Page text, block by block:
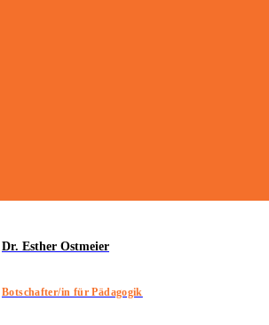
Dr. Esther Ostmeier
Botschafter/in für Pädagogik